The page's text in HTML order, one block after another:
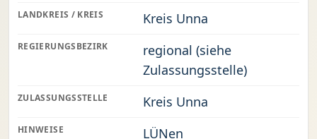
LANDKREIS / KREIS Kreis Unna
REGIERUNGSBEZIRK
regional (siehe
Zulassungsstelle)
ZULASSUNGSSTELLE Kreis Unna
HINWEISE
LÜNen